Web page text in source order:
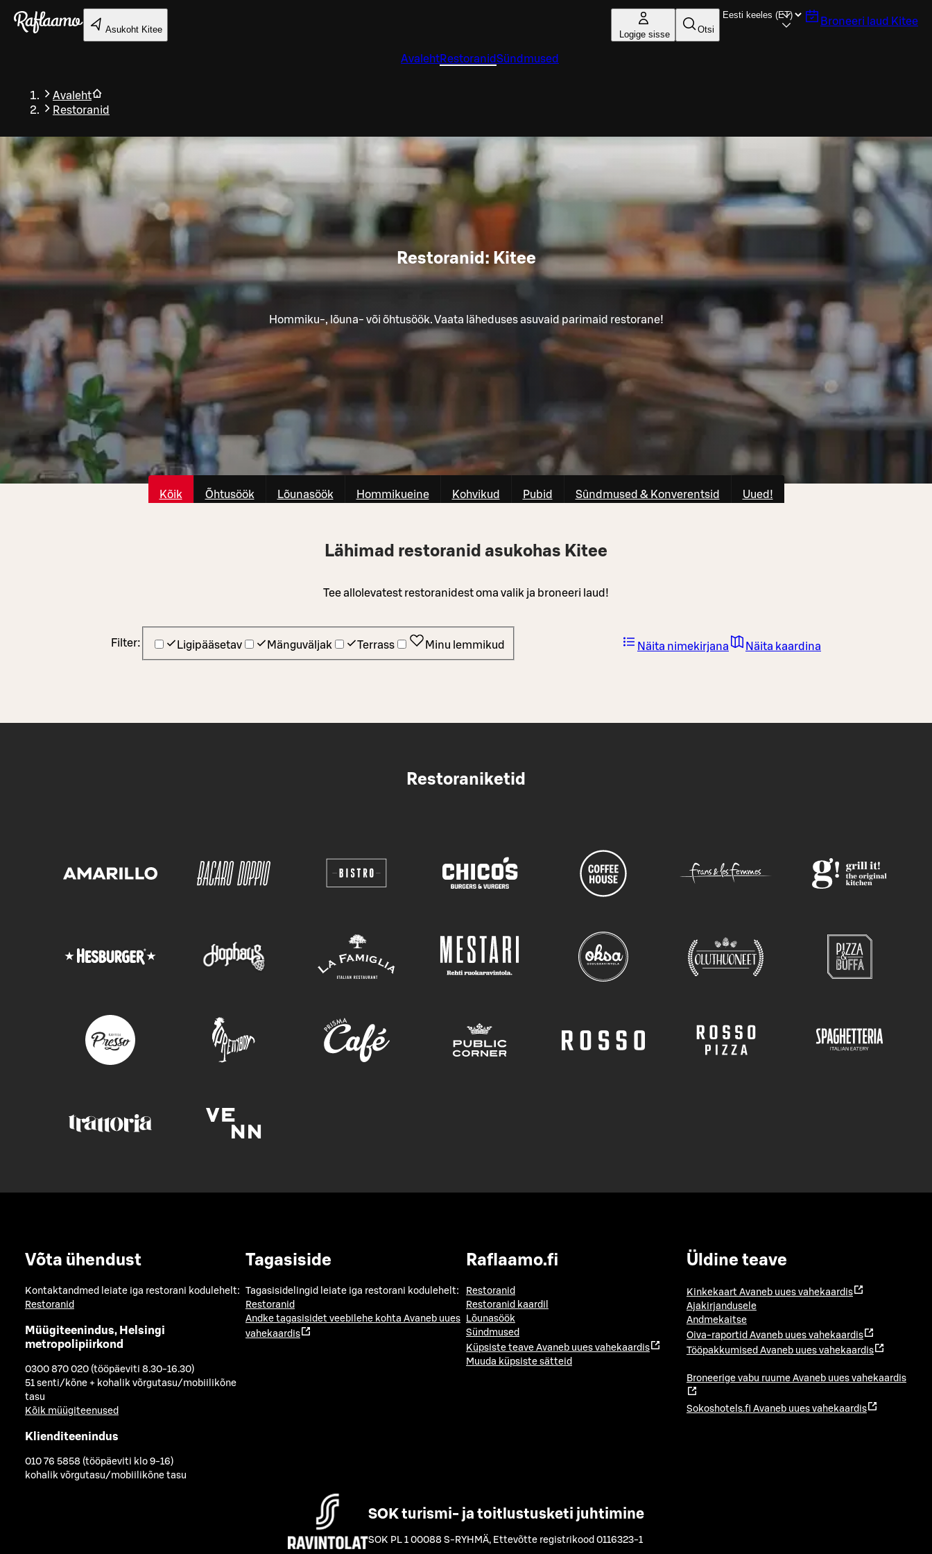
Liigu peamise sisu juurde
Asukoht Kitee Logige sisse Otsi
Broneeri laud Kitee
AvalehtRestoranidSündmused
Avaleht
Restoranid
Restoranid: Kitee
Hommiku-, lõuna- või õhtusöök. Vaata läheduses asuvaid parimaid restorane!
Kõik Õhtusöök Lõunasöök Hommikueine Kohvikud Pubid Sûndmused & Konverentsid Uued!
Lähimad restoranid asukohas Kitee
Tee allolevatest restoranidest oma valik ja broneeri laud!
Filter: Ligipääsetav Mänguväljak Terrass Minu lemmikud Näita nimekirjana Näita kaardina
Restoraniketid
Võta ühendust
Kontaktandmed leiate iga restorani kodulehelt:
Restoranid
Müügiteenindus, Helsingi
metropolipiirkond
0300 870 020 (tööpäeviti 8.30-16.30)
51 senti/kõne + kohalik võrgutasu/mobiilikõne
tasu
Kõik müügiteenused
Klienditeenindus
010 76 5858 (tööpäeviti klo 9-16)
kohalik võrgutasu/mobiilikõne tasu
Tagasiside
Tagasisidelingid leiate iga restorani kodulehelt:
Restoranid
Andke tagasisidet veebilehe kohta Avaneb uues
vahekaardis
Raflaamo.fi
Restoranid
Restoranid kaardil
Lõunasöök
Sündmused
Küpsiste teave Avaneb uues vahekaardis
Muuda küpsiste sätteid
Üldine teave
Kinkekaart Avaneb uues vahekaardis
Ajakirjandusele
Andmekaitse
Oiva-raportid Avaneb uues vahekaardis
Tööpakkumised Avaneb uues vahekaardis
Broneerige vabu ruume Avaneb uues vahekaardis
Sokoshotels.fi Avaneb uues vahekaardis
SOK turismi- ja toitlustusketi juhtimine
SOK PL 1 00088 S-RYHMÄ, Ettevõtte registrikood 0116323-1